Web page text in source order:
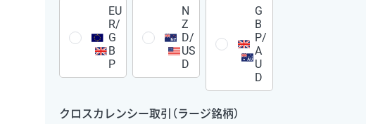
EU
R/
G
B
P
N
Z
D/
US
D
G
B
P/
A
U
D
クロスカレンシー取引（ラージ銘柄）